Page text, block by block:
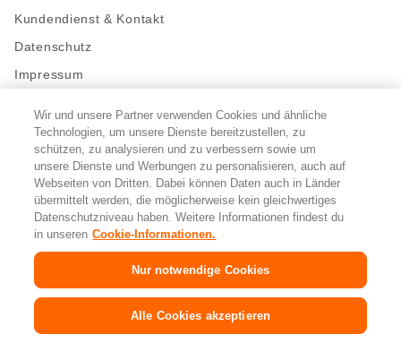
Kundendienst & Kontakt
Datenschutz
Impressum
Bleibe mit uns in Kontakt
Facebook
https://twitter.com/migros
https://www.youtube.com/user/
PinterestInstagram
Cookie-Einstellungen
© 2026 Migros-Genossenschafts-Bund
FR IT
Wir und unsere Partner verwenden Cookies und ähnliche
Technologien, um unsere Dienste bereitzustellen, zu
schützen, zu analysieren und zu verbessern sowie um
unsere Dienste und Werbungen zu personalisieren, auch auf
Webseiten von Dritten. Dabei können Daten auch in Länder
übermittelt werden, die möglicherweise kein gleichwertiges
Datenschutzniveau haben. Weitere Informationen findest du
in unseren Cookie-Informationen.
Nur notwendige Cookies
Alle Cookies akzeptieren